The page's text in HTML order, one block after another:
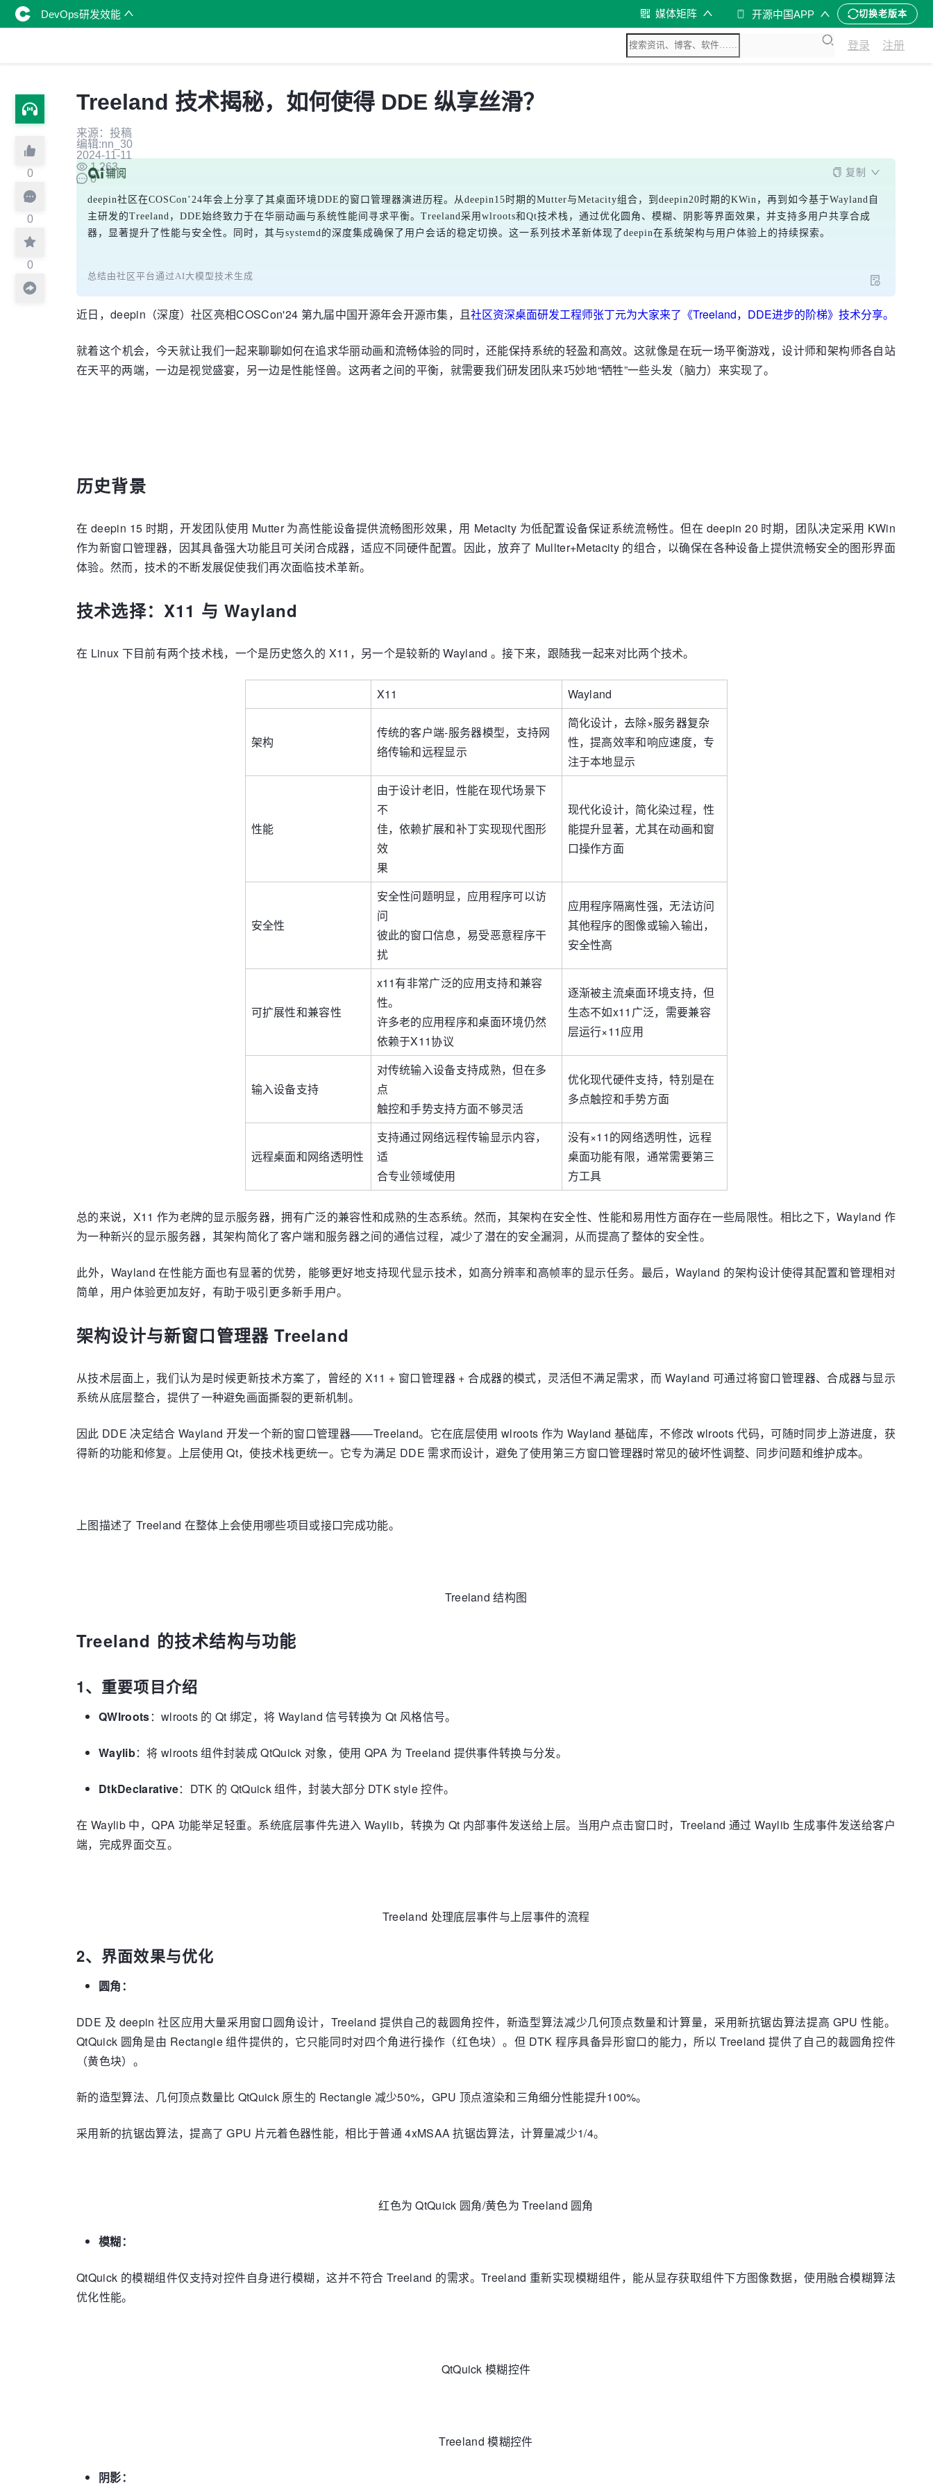
DevOps研发效能 媒体矩阵 开源中国APP 切换老版本
登录 注册
0
0
0
Treeland 技术揭秘，如何使得 DDE 纵享丝滑？
来源：投稿
编辑:nn_30
2024-11-11
1,263
0
复制
deepin社区在COSCon’24年会上分享了其桌面环境DDE的窗口管理器演进历程。从deepin15时期的Mutter与Metacity组合，到deepin20时期的KWin，再到如今基于Wayland自
主研发的Treeland，DDE始终致力于在华丽动画与系统性能间寻求平衡。Treeland采用wlroots和Qt技术栈，通过优化圆角、模糊、阴影等界面效果，并支持多用户共享合成
器，显著提升了性能与安全性。同时，其与systemd的深度集成确保了用户会话的稳定切换。这一系列技术革新体现了deepin在系统架构与用户体验上的持续探索。
总结由社区平台通过AI大模型技术生成
近日，deepin（深度）社区亮相COSCon'24 第九届中国开源年会开源市集，且社区资深桌面研发工程师张丁元为大家来了《Treeland，DDE进步的阶梯》技术分享。
就着这个机会，今天就让我们一起来聊聊如何在追求华丽动画和流畅体验的同时，还能保持系统的轻盈和高效。这就像是在玩一场平衡游戏，设计师和架构师各自站
在天平的两端，一边是视觉盛宴，另一边是性能怪兽。这两者之间的平衡，就需要我们研发团队来巧妙地“牺牲”一些头发（脑力）来实现了。
历史背景
在 deepin 15 时期，开发团队使用 Mutter 为高性能设备提供流畅图形效果，用 Metacity 为低配置设备保证系统流畅性。但在 deepin 20 时期，团队决定采用 KWin
作为新窗口管理器，因其具备强大功能且可关闭合成器，适应不同硬件配置。因此，放弃了 Mullter+Metacity 的组合，以确保在各种设备上提供流畅安全的图形界面
体验。然而，技术的不断发展促使我们再次面临技术革新。
技术选择：X11 与 Wayland
在 Linux 下目前有两个技术栈，一个是历史悠久的 X11，另一个是较新的 Wayland 。接下来，跟随我一起来对比两个技术。
X11 Wayland
架构
传统的客户端-服务器模型，支持网
络传输和远程显示
简化设计，去除×服务器复杂
性，提高效率和响应速度，专
注于本地显示
性能
由于设计老旧，性能在现代场景下
不
佳，依赖扩展和补丁实现现代图形
效
果
现代化设计，简化染过程，性
能提升显著，尤其在动画和窗
口操作方面
安全性
安全性问题明显，应用程序可以访
问
彼此的窗口信息，易受恶意程序干
扰
应用程序隔离性强，无法访问
其他程序的图像或输入输出，
安全性高
可扩展性和兼容性
x11有非常广泛的应用支持和兼容
性。
许多老的应用程序和桌面环境仍然
依赖于X11协议
逐渐被主流桌面环境支持，但
生态不如x11广泛，需要兼容
层运行×11应用
输入设备支持
对传统输入设备支持成熟，但在多
点
触控和手势支持方面不够灵活
优化现代硬件支持，特别是在
多点触控和手势方面
远程桌面和网络透明性
支持通过网络远程传输显示内容，
适
合专业领域使用
没有×11的网络透明性，远程
桌面功能有限，通常需要第三
方工具
总的来说，X11 作为老牌的显示服务器，拥有广泛的兼容性和成熟的生态系统。然而，其架构在安全性、性能和易用性方面存在一些局限性。相比之下，Wayland 作
为一种新兴的显示服务器，其架构简化了客户端和服务器之间的通信过程，减少了潜在的安全漏洞，从而提高了整体的安全性。
此外，Wayland 在性能方面也有显著的优势，能够更好地支持现代显示技术，如高分辨率和高帧率的显示任务。最后，Wayland 的架构设计使得其配置和管理相对
简单，用户体验更加友好，有助于吸引更多新手用户。
架构设计与新窗口管理器 Treeland
从技术层面上，我们认为是时候更新技术方案了，曾经的 X11 + 窗口管理器 + 合成器的模式，灵活但不满足需求，而 Wayland 可通过将窗口管理器、合成器与显示
系统从底层整合，提供了一种避免画面撕裂的更新机制。
因此 DDE 决定结合 Wayland 开发一个新的窗口管理器——Treeland。它在底层使用 wlroots 作为 Wayland 基础库，不修改 wlroots 代码，可随时同步上游进度，获
得新的功能和修复。上层使用 Qt，使技术栈更统一。它专为满足 DDE 需求而设计，避免了使用第三方窗口管理器时常见的破坏性调整、同步问题和维护成本。
上图描述了 Treeland 在整体上会使用哪些项目或接口完成功能。
Treeland 结构图
Treeland 的技术结构与功能
1、重要项目介绍
QWlroots：wlroots 的 Qt 绑定，将 Wayland 信号转换为 Qt 风格信号。
Waylib：将 wlroots 组件封装成 QtQuick 对象，使用 QPA 为 Treeland 提供事件转换与分发。
DtkDeclarative：DTK 的 QtQuick 组件，封装大部分 DTK style 控件。
在 Waylib 中，QPA 功能举足轻重。系统底层事件先进入 Waylib，转换为 Qt 内部事件发送给上层。当用户点击窗口时，Treeland 通过 Waylib 生成事件发送给客户
端，完成界面交互。
Treeland 处理底层事件与上层事件的流程
2、界面效果与优化
圆角：
DDE 及 deepin 社区应用大量采用窗口圆角设计，Treeland 提供自己的裁圆角控件，新造型算法减少几何顶点数量和计算量，采用新抗锯齿算法提高 GPU 性能。
QtQuick 圆角是由 Rectangle 组件提供的，它只能同时对四个角进行操作（红色块）。但 DTK 程序具备异形窗口的能力，所以 Treeland 提供了自己的裁圆角控件
（黄色块）。
新的造型算法、几何顶点数量比 QtQuick 原生的 Rectangle 减少50%，GPU 顶点渲染和三角细分性能提升100%。
采用新的抗锯齿算法，提高了 GPU 片元着色器性能，相比于普通 4xMSAA 抗锯齿算法，计算量减少1/4。
红色为 QtQuick 圆角/黄色为 Treeland 圆角
模糊：
QtQuick 的模糊组件仅支持对控件自身进行模糊，这并不符合 Treeland 的需求。Treeland 重新实现模糊组件，能从显存获取组件下方图像数据，使用融合模糊算法
优化性能。
QtQuick 模糊控件
Treeland 模糊控件
阴影：